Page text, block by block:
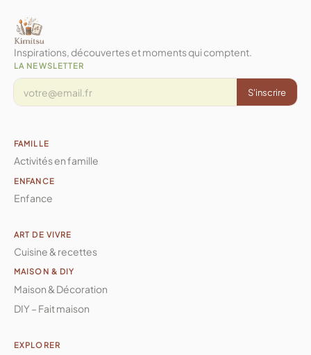
Inspirations, découvertes et moments qui comptent.
LA NEWSLETTER
S'inscrire
FAMILLE
Activités en famille
ENFANCE
Enfance
ART DE VIVRE
Cuisine & recettes
MAISON & DIY
Maison & Décoration
DIY – Fait maison
EXPLORER